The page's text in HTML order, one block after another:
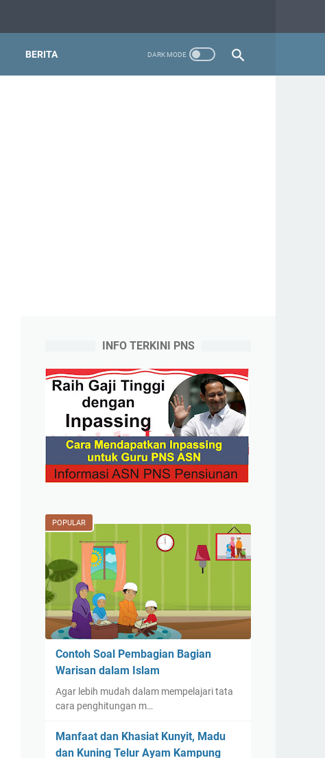
BERITA
INFO TERKINI PNS
POPULAR
Contoh Soal Pembagian Bagian
Warisan dalam Islam
Agar lebih mudah dalam mempelajari tata
cara penghitungan m…
Manfaat dan Khasiat Kunyit, Madu
dan Kuning Telur Ayam Kampung